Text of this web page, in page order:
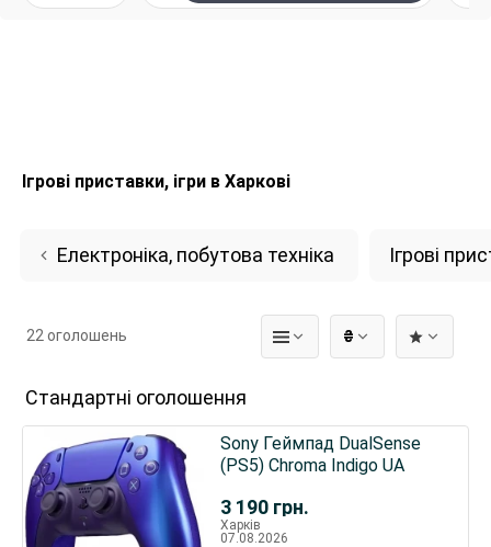
Ігрові приставки, ігри в Харкові
Електроніка, побутова техніка Ігрові
₴
22 оголошень
Стандартні оголошення
3 190 грн.
Sony Геймпад DualSense
(PS5) Chroma Indigo UA
Харків
07.08.2026